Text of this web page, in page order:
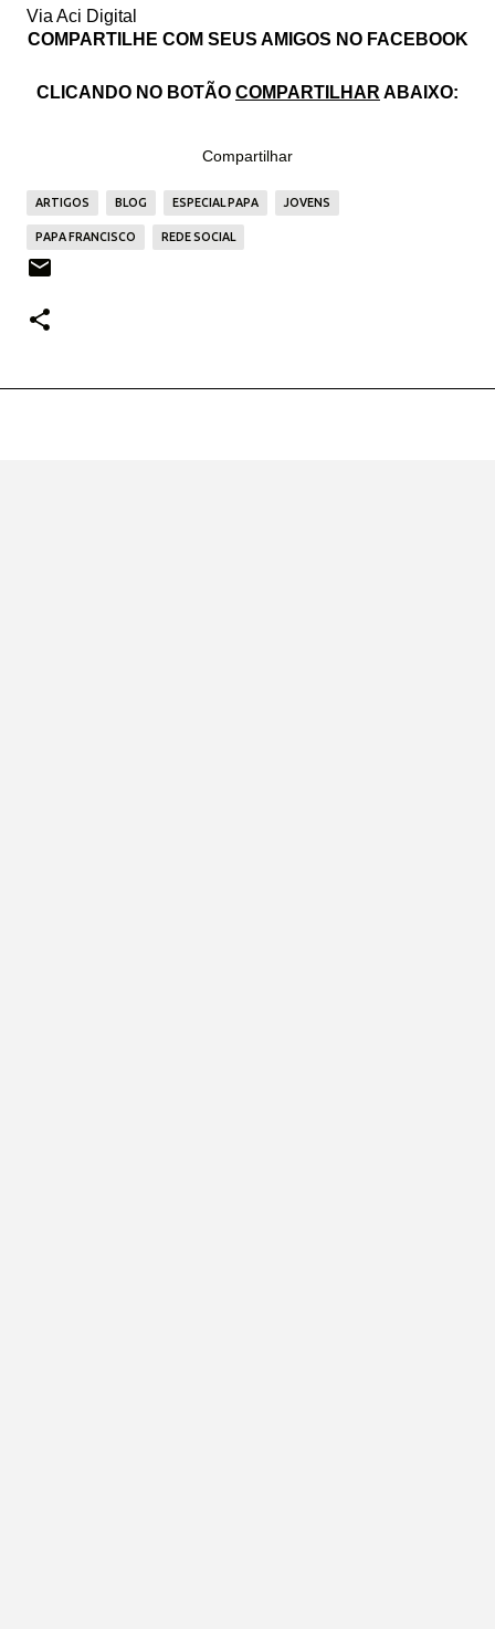
Via Aci Digital
COMPARTILHE COM SEUS AMIGOS NO FACEBOOK
CLICANDO NO BOTÃO COMPARTILHAR ABAIXO:
Compartilhar
ARTIGOS BLOG ESPECIAL PAPA JOVENS
PAPA FRANCISCO REDE SOCIAL